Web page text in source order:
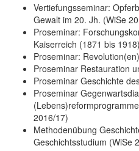
Vertiefungsseminar:
Gewalt im 20. Jh. (WiSe
Proseminar:
Kaiserreich (1871 bis
Proseminar:
Proseminar Restauration
Proseminar Geschichte
Proseminar
2016/17)
Methodenübung
Geschichtsstudium (WiSe